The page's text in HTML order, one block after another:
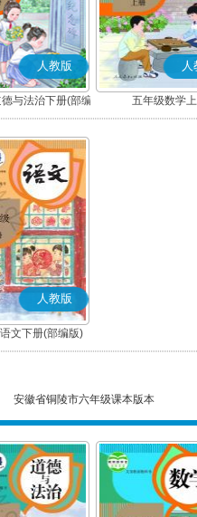
人教版
与法治下册(部编
版)
人
五年级数学
人教版
文下册(部编版)
安徽省铜陵市六年级课本版本